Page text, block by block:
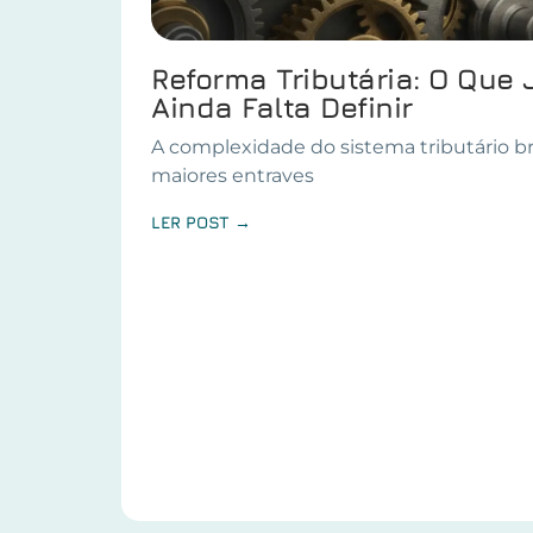
Reforma Tributária: O Que
Ainda Falta Definir
A complexidade do sistema tributário
maiores entraves
LER POST →